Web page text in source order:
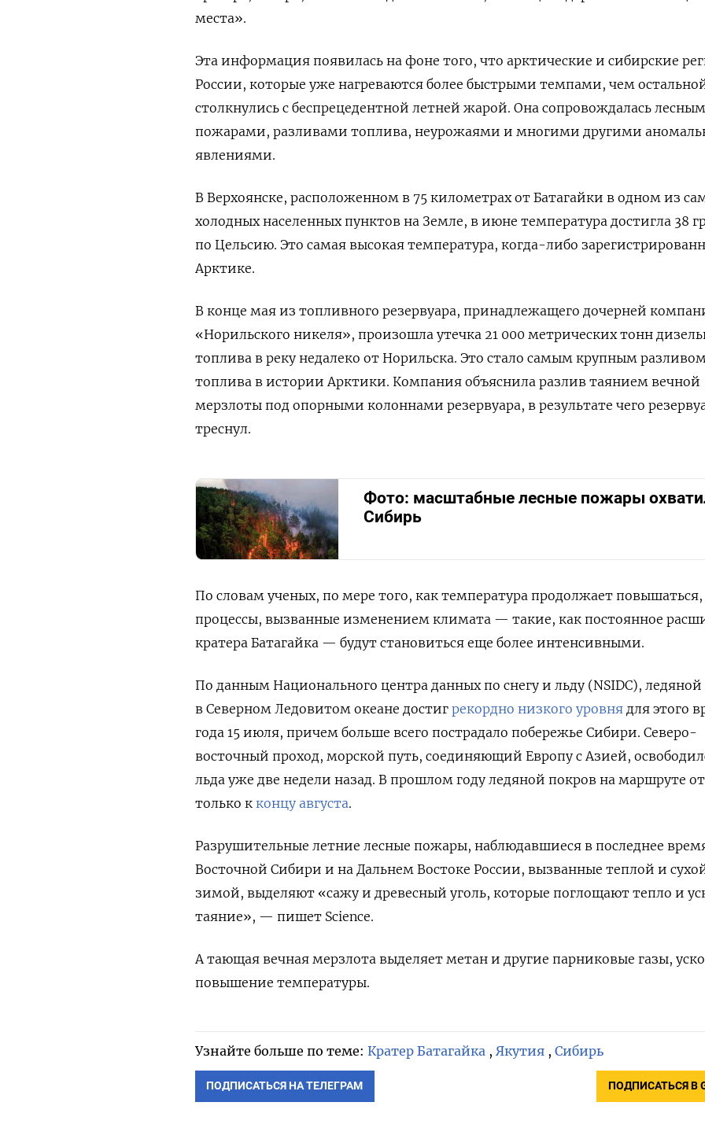
места».
Эта информация появилась на фоне того, что арктические и сибирские
России, которые уже нагреваются более быстрыми темпами, чем
столкнулись с беспрецедентной летней жарой. Она сопровождалась
пожарами, разливами топлива, неурожаями и многими другими
явлениями.
В Верхоянске, расположенном в 75 километрах от Батагайки в одном из
холодных населенных пунктов на Земле, в июне температура достигла 38
по Цельсию. Это самая высокая температура, когда-либо
Арктике.
В конце мая из топливного резервуара, принадлежащего дочерней
«Норильского никеля», произошла утечка 21 000 метрических тонн
топлива в реку недалеко от Норильска. Это стало самым крупным разливом
топлива в истории Арктики. Компания объяснила разлив таянием вечной
мерзлоты под опорными колоннами резервуара, в результате чего
треснул.
Фото: масштабные лесные пожары
Сибирь
По словам ученых, по мере того, как температура продолжает повышаться,
процессы, вызванные изменением климата — такие, как постоянное
кратера Батагайка — будут становиться еще более интенсивными.
По данным Национального центра данных по снегу и льду (NSIDC),
в Северном Ледовитом океане достиг рекордно низкого уровня для этого
года 15 июля, причем больше всего пострадало побережье Сибири. Северо-
восточный проход, морской путь, соединяющий Европу с Азией,
льда уже две недели назад. В прошлом году ледяной покров на маршруте
только к концу августа.
Разрушительные летние лесные пожары, наблюдавшиеся в последнее
Восточной Сибири и на Дальнем Востоке России, вызванные теплой и
зимой, выделяют «сажу и древесный уголь, которые поглощают тепло и
таяние», — пишет Science.
А тающая вечная мерзлота выделяет метан и другие парниковые газы,
повышение температуры.
Узнайте больше по теме: Кратер Батагайка , Якутия , Сибирь
ПОДПИСАТЬСЯ НА ТЕЛЕГРАМ ПОДПИСАТЬСЯ В